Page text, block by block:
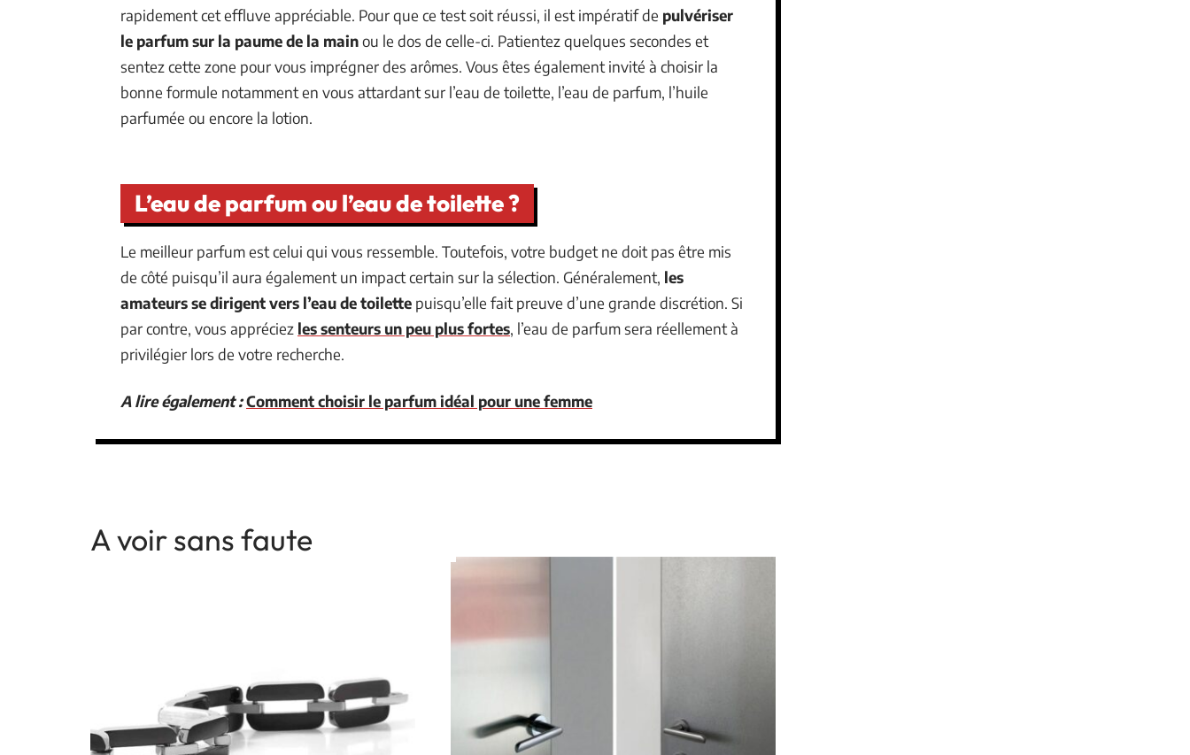
rapidement cet effluve appréciable. Pour que ce test soit réussi, il est impératif de pulvériser
le parfum sur la paume de la mainou le dos de celle-ci. Patientez quelques secondes et
sentez cette zone pour vous imprégner des arômes. Vous êtes également invité à choisir la
bonne formule notamment en vous attardant sur l’eau de toilette, l’eau de parfum, l’huile
parfumée ou encore la lotion.
L’eau de parfum ou l’eau de toilette ?
Le meilleur parfum est celui qui vous ressemble. Toutefois, votre budget ne doit pas être mis
de côté puisqu’il aura également un impact certain sur la sélection. Généralement, les
amateurs se dirigent vers l’eau de toilette puisqu’elle fait preuve d’une grande discrétion. Si
par contre, vous appréciez les senteurs un peu plus fortes, l’eau de parfum sera réellement à
privilégier lors de votre recherche.
A lire également :Comment choisir le parfum idéal pour une femme
A voir sans faute